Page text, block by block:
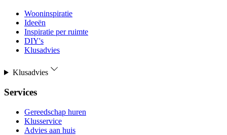
Wooninspiratie
Ideeën
Inspiratie per ruimte
DIY's
Klusadvies
Klusadvies
Services
Gereedschap huren
Klusservice
Advies aan huis